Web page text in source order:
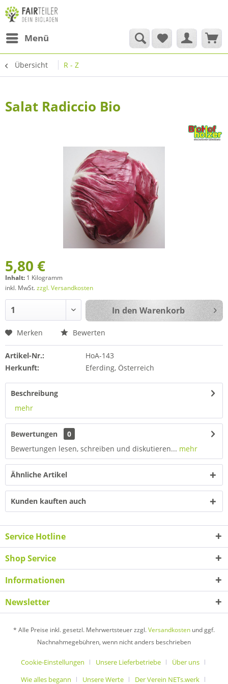
Menü
Übersicht R - Z
Salat Radiccio Bio
5,80 €
Inhalt: 1 Kilogramm
inkl. MwSt.zzgl. Versandkosten
In den Warenkorb
Merken Bewerten
Artikel-Nr.:
HoA-143
Herkunft:
Eferding, Österreich
Beschreibung
mehr
Bewertungen
0
Bewertungen lesen, schreiben und diskutieren... mehr
Ähnliche Artikel
Kunden kauften auch
Service Hotline
Shop Service
Informationen
Newsletter
* Alle Preise inkl. gesetzl. Mehrwertsteuer zzgl.Versandkosten und ggf.
Nachnahmegebühren, wenn nicht anders beschrieben
Cookie-Einstellungen Unsere Lieferbetriebe
Über uns
Wie alles begann
Unsere Werte Der Verein NETs.werk